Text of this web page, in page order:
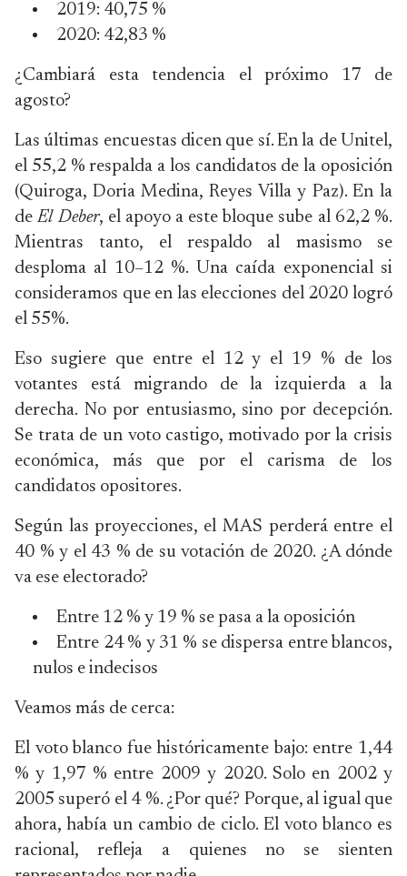
2019: 40,75 %
2020: 42,83 %
¿Cambiará esta tendencia el próximo 17 de
agosto?
Las últimas encuestas dicen que sí. En la de Unitel,
el 55,2 % respalda a los candidatos de la oposición
(Quiroga, Doria Medina, Reyes Villa y Paz). En la
deEl Deber, el apoyo a este bloque sube al 62,2 %.
Mientras tanto, el respaldo al masismo se
desploma al 10–12 %. Una caída exponencial si
consideramos que en las elecciones del 2020 logró
el 55%.
Eso sugiere que entre el 12 y el 19 % de los
votantes está migrando de la izquierda a la
derecha. No por entusiasmo, sino por decepción.
Se trata de un voto castigo, motivado por la crisis
económica, más que por el carisma de los
candidatos opositores.
Según las proyecciones, el MAS perderá entre el
40 % y el 43 % de su votación de 2020. ¿A dónde
va ese electorado?
Entre 12 % y 19 % se pasa a la oposición
Entre 24 % y 31 % se dispersa entre blancos,
nulos e indecisos
Veamos más de cerca:
El voto blanco fue históricamente bajo: entre 1,44
% y 1,97 % entre 2009 y 2020. Solo en 2002 y
2005 superó el 4 %. ¿Por qué? Porque, al igual que
ahora, había un cambio de ciclo. El voto blanco es
racional, refleja a quienes no se sienten